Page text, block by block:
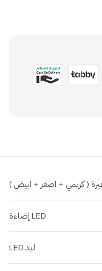
LED إضاءة
ليد LED